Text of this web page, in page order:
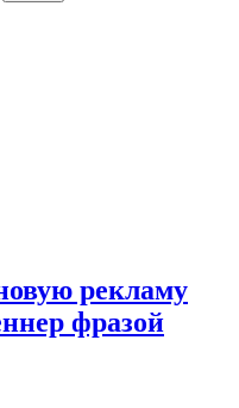
рекламу
фразой